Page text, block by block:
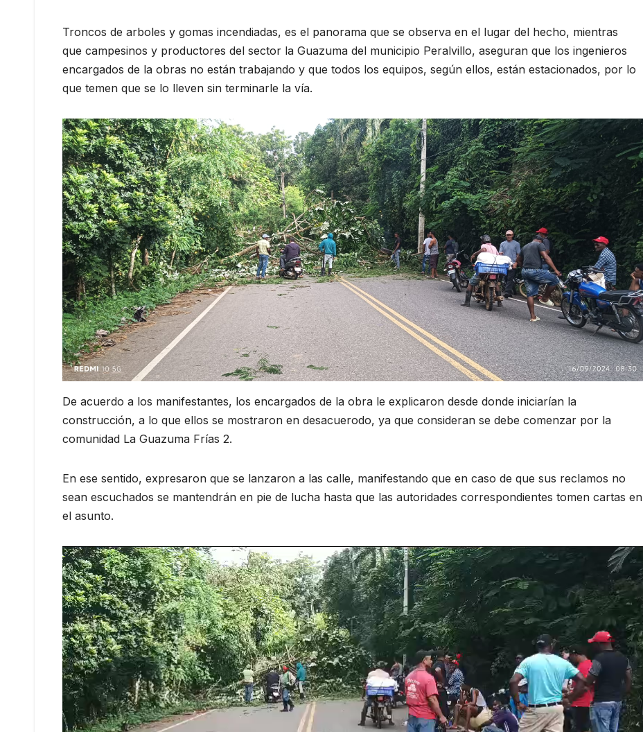
Troncos de arboles y gomas incendiadas, es el panorama que se observa en el lugar del hecho, mientras
que campesinos y productores del sector la Guazuma del municipio Peralvillo, aseguran que los ingenieros
encargados de la obras no están trabajando y que todos los equipos, según ellos, están estacionados, por lo
que temen que se lo lleven sin terminarle la vía.
De acuerdo a los manifestantes, los encargados de la obra le explicaron desde donde iniciarían la
construcción, a lo que ellos se mostraron en desacuerodo, ya que consideran se debe comenzar por la
comunidad La Guazuma Frías 2.
En ese sentido, expresaron que se lanzaron a las calle, manifestando que en caso de que sus reclamos no
sean escuchados se mantendrán en pie de lucha hasta que las autoridades correspondientes tomen cartas en
el asunto.